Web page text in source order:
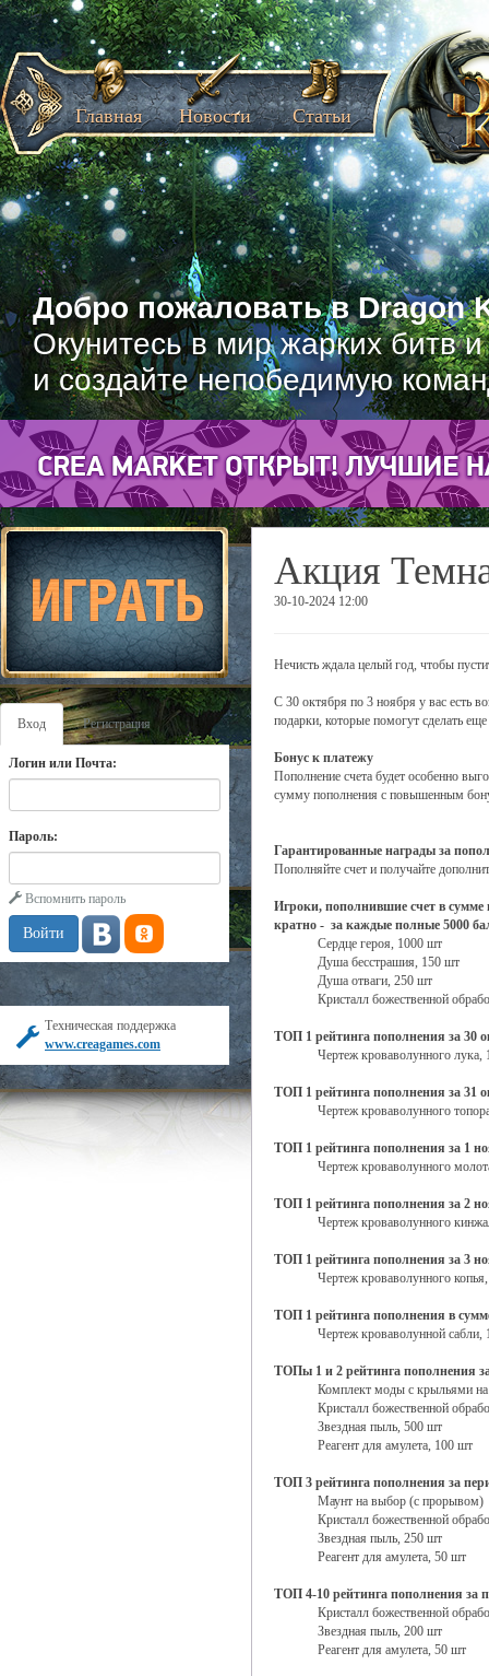
Добро пожаловать в Dragon
Окунитесь в мир жарких битв
и создайте непобедимую
Главная Новости Статьи
Вход Регистрация
Логин или Почта:
Пароль:
Вспомнить пароль
Техническая поддержка
www.creagames.com
Акция
30-10-2024 12:00
Нечисть ждала целый год, чтобы
С 30 октября по 3 ноября у вас есть
подарки, которые помогут сделать
Бонус к платежу
Пополнение счета будет особенно
сумму пополнения с повышенным
Гарантированные награды за
Пополняйте счет и получайте
Игроки, пополнившие счет в сумме
кратно - за каждые полные 5000
Сердце героя, 1000 шт
Душа бесстрашия, 150 шт
Душа отваги, 250 шт
Кристалл божественной
ТОП 1 рейтинга пополнения за 30
Чертеж кроваволунного лука,
ТОП 1 рейтинга пополнения за 31
Чертеж кроваволунного
ТОП 1 рейтинга пополнения за 1
Чертеж кроваволунного
ТОП 1 рейтинга пополнения за 2
Чертеж кроваволунного
ТОП 1 рейтинга пополнения за 3
Чертеж кроваволунного
ТОП 1 рейтинга пополнения в
Чертеж кроваволунной сабли,
ТОПы 1 и 2 рейтинга пополнения
Комплект моды с крыльями
Кристалл божественной
Звездная пыль, 500 шт
Реагент для амулета, 100 шт
ТОП 3 рейтинга пополнения за
Маунт на выбор (с прорывом)
Кристалл божественной
Звездная пыль, 250 шт
Реагент для амулета, 50 шт
ТОП 4-10 рейтинга пополнения за
Кристалл божественной
Звездная пыль, 200 шт
Реагент для амулета, 50 шт